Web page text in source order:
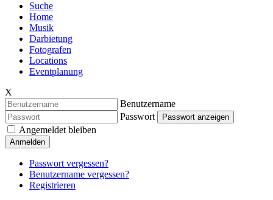
Suche
Home
Musik
Darbietung
Fotografen
Locations
Eventplanung
X
Benutzername
Passwort
Passwort anzeigen
Angemeldet bleiben
Anmelden
Passwort vergessen?
Benutzername vergessen?
Registrieren